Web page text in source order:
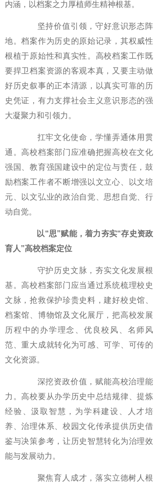
内涵，以档案之力厚植师生精神根基。
坚持价值引领，守好意识形态阵
地。档案作为历史的原始记录，其权威性
根植于原始性和真实性。高校档案工作既
要捍卫档案资源的客观本真，又要主动做
好历史叙事的正本清源，以真实可靠的历
史凭证，有力支撑社会主义意识形态的强
大凝聚力和引领力。
扛牢文化使命，学懂弄通体用贯
通。高校档案部门应准确把握高校在文化
强国、教育强国建设中的定位与责任，鼓
励档案工作者不断增强以文立心、以文培
元、以文弘业的政治自觉、思想自觉、行
动自觉。
以“思”赋能，着力夯实“存史资政
育人”高校档案定位
守护历史文脉，夯实文化发展根
基。高校档案部门应当通过系统梳理校史
文脉，抢救保护珍贵史料，建好校史馆、
档案馆、博物馆及文化展厅，把高校发展
历程中的办学理念、优良校风、名师风
范、重大成就转化为可感、可学、可传的
文化资源。
深挖资政价值，赋能高校治理能
力。高校要从办学历史中总结规律、提炼
经验、汲取智慧，为学科建设、人才培
养、治理体系、校园文化传承提供历史借
鉴与决策参考，让历史智慧转化为治理效
能与发展动力。
聚焦育人成才，落实立德树人根